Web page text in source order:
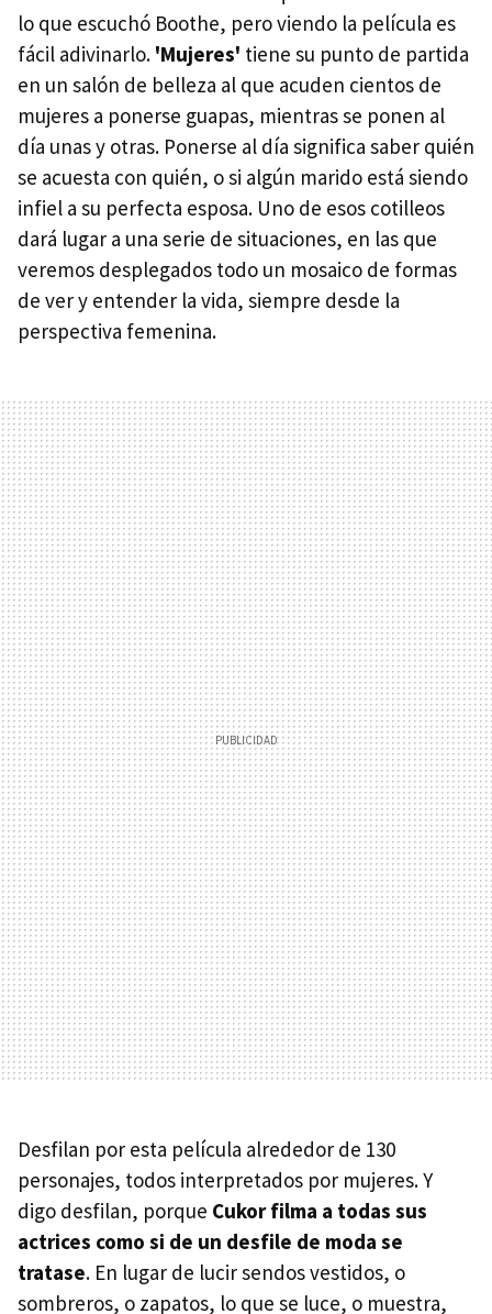
lo que escuchó Boothe, pero viendo la película es
fácil adivinarlo. 'Mujeres' tiene su punto de partida
en un salón de belleza al que acuden cientos de
mujeres a ponerse guapas, mientras se ponen al
día unas y otras. Ponerse al día significa saber quién
se acuesta con quién, o si algún marido está siendo
infiel a su perfecta esposa. Uno de esos cotilleos
dará lugar a una serie de situaciones, en las que
veremos desplegados todo un mosaico de formas
de ver y entender la vida, siempre desde la
perspectiva femenina.
Desfilan por esta película alrededor de 130
personajes, todos interpretados por mujeres. Y
digo desfilan, porque Cukor filma a todas sus
actrices como si de un desfile de moda se
tratase. En lugar de lucir sendos vestidos, o
sombreros, o zapatos, lo que se luce, o muestra,